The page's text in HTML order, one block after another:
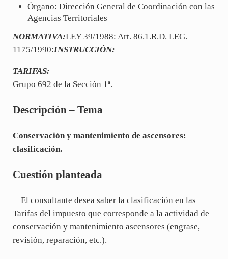
Órgano: Dirección General de Coordinación con las
Agencias Territoriales
NORMATIVA:LEY 39/1988: Art. 86.1.R.D. LEG.
1175/1990:INSTRUCCIÓN:
TARIFAS:
Grupo 692 de la Sección 1ª.
Descripción – Tema
Conservación y mantenimiento de ascensores:
clasificación.
Cuestión planteada
El consultante desea saber la clasificación en las
Tarifas del impuesto que corresponde a la actividad de
conservación y mantenimiento ascensores (engrase,
revisión, reparación, etc.).